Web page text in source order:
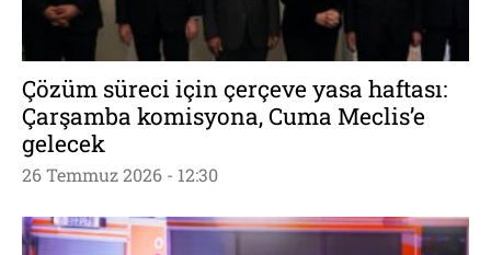
Çözüm süreci için çerçeve yasa haftası:
Çarşamba komisyona, Cuma Meclis’e
gelecek
26 Temmuz 2026 - 12:30